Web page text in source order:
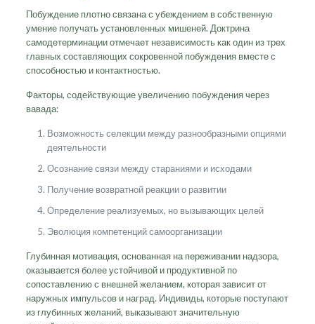
Побуждение плотно связана с убеждением в собственную
умение получать установленных мишеней. Доктрина
самодетерминации отмечает независимость как один из трех
главных составляющих сокровенной побуждения вместе с
способностью и контактностью.
Факторы, содействующие увеличению побуждения через
вавада:
Возможность селекции между разнообразными опциями
деятельности
Осознание связи между стараниями и исходами
Получение возвратной реакции о развитии
Определение реализуемых, но вызывающих целей
Эволюция компетенций самоорганизации
Глубинная мотивация, основанная на переживании надзора,
оказывается более устойчивой и продуктивной по
сопоставлению с внешней желанием, которая зависит от
наружных импульсов и наград. Индивиды, которые поступают
из глубинных желаний, выказывают значительную